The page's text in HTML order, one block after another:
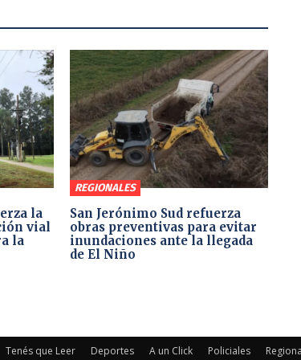
la
vial
la
REGIONALES
San Jerónimo Sud refuerza
obras preventivas para evitar
inundaciones ante la llegada
de El Niño
Tenés que Leer Deportes A un Click Policiales